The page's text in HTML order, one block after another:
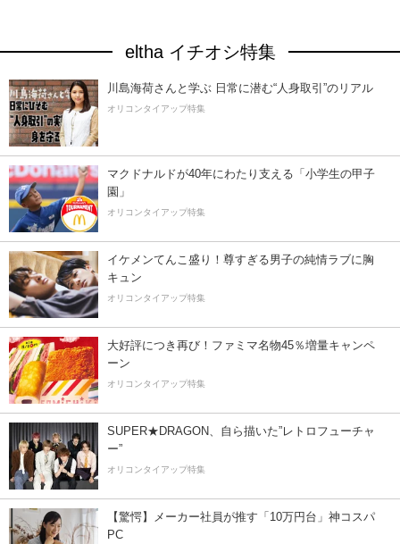
eltha イチオシ特集
川島海荷さんと学ぶ 日常に潜む“人身取引”のリアル
オリコンタイアップ特集
マクドナルドが40年にわたり支える「小学生の甲子
園」
オリコンタイアップ特集
イケメンてんこ盛り！尊すぎる男子の純情ラブに胸
キュン
オリコンタイアップ特集
大好評につき再び！ファミマ名物45％増量キャンペ
ーン
オリコンタイアップ特集
SUPER★DRAGON、自ら描いた”レトロフューチャ
ー”
オリコンタイアップ特集
【驚愕】メーカー社員が推す「10万円台」神コスパ
PC